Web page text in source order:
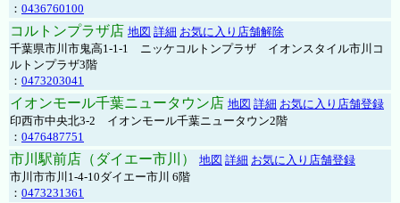
： 0436760100
コルトンプラザ店 地図 詳細 お気に入り店舗解除
千葉県市川市鬼高1-1-1 ニッケコルトンプラザ イオンスタイル市川コ
ルトンプラザ3階
： 0473203041
イオンモール千葉ニュータウン店 地図 詳細 お気に入り店舗登録
印西市中央北3-2 イオンモール千葉ニュータウン2階
： 0476487751
市川駅前店（ダイエー市川） 地図 詳細 お気に入り店舗登録
市川市市川1-4-10ダイエー市川 6階
： 0473231361